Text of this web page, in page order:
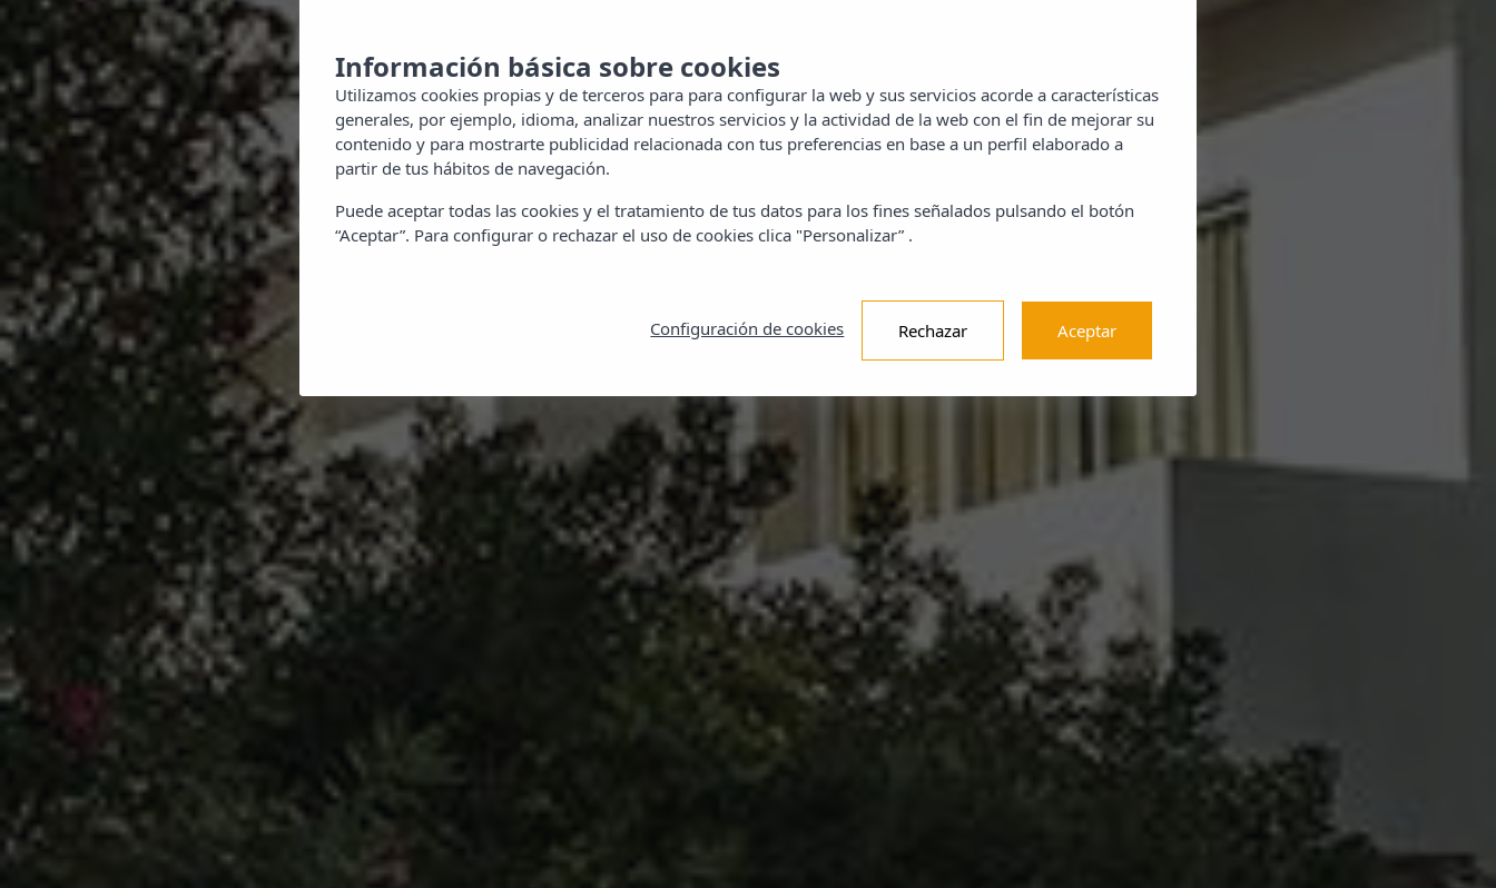
Información básica sobre cookies
Utilizamos cookies propias y de terceros para para configurar la web y sus servicios acorde a características
generales, por ejemplo, idioma, analizar nuestros servicios y la actividad de la web con el fin de mejorar su
contenido y para mostrarte publicidad relacionada con tus preferencias en base a un perfil elaborado a
partir de tus hábitos de navegación.
Puede aceptar todas las cookies y el tratamiento de tus datos para los fines señalados pulsando el botón
“Aceptar”. Para configurar o rechazar el uso de cookies clica "Personalizar” .
Configuración de cookies Rechazar Aceptar